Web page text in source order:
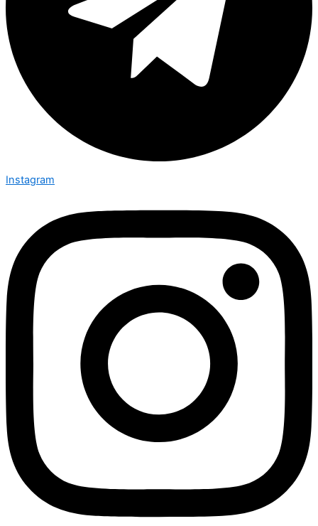
Instagram